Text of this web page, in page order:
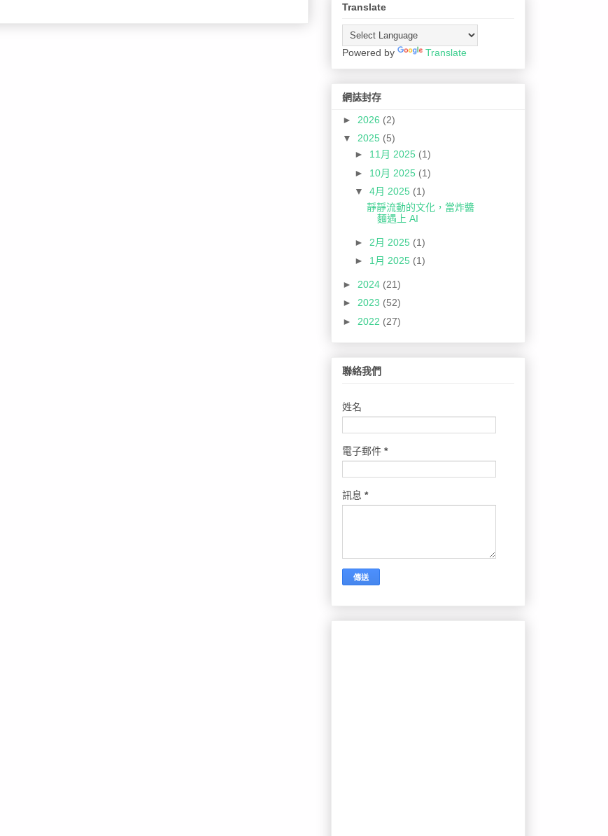
Translate
Powered by Translate
網誌封存
► 2026 (2)
▼ 2025 (5)
► 11月 2025 (1)
► 10月 2025 (1)
▼ 4月 2025 (1)
靜靜流動的文化，當炸醬
麵遇上 AI
► 2月 2025 (1)
► 1月 2025 (1)
► 2024 (21)
► 2023 (52)
► 2022 (27)
聯絡我們
姓名
電子郵件 *
訊息 *